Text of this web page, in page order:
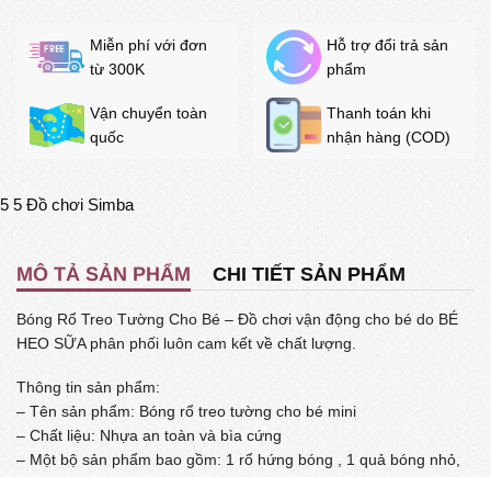
Miễn phí với đơn
từ 300K
Hỗ trợ đổi trả sản
phẩm
Vận chuyển toàn
quốc
Thanh toán khi
nhận hàng (COD)
5 5 Đồ chơi Simba
MÔ TẢ SẢN PHẨM CHI TIẾT SẢN PHẨM
Bóng Rổ Treo Tường Cho Bé – Đồ chơi vận động cho bé do BÉ
HEO SỮA phân phối luôn cam kết về chất lượng.
Thông tin sản phẩm:
– Tên sản phẩm: Bóng rổ treo tường cho bé mini
– Chất liệu: Nhựa an toàn và bìa cứng
– Một bộ sản phẩm bao gồm: 1 rổ hứng bóng , 1 quả bóng nhỏ,